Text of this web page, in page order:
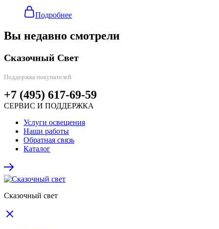
Подробнее
Вы недавно смотрели
Сказочный Свет
Поддержка покупателей
+7 (495) 617-69-59
СЕРВИС И ПОДДЕРЖКА
Услуги освещения
Наши работы
Обратная связь
Каталог
Сказочный свет